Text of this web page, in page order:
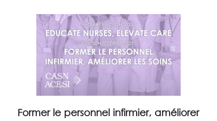
Former le personnel infirmier, améliorer